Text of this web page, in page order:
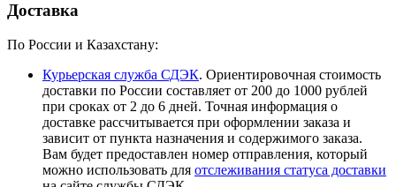
Доставка
По России и Казахстану:
Курьерская служба СДЭК. Ориентировочная стоимость
доставки по России составляет от 200 до 1000 рублей
при сроках от 2 до 6 дней. Точная информация о
доставке рассчитывается при оформлении заказа и
зависит от пункта назначения и содержимого заказа.
Вам будет предоставлен номер отправления, который
можно использовать для отслеживания статуса доставки